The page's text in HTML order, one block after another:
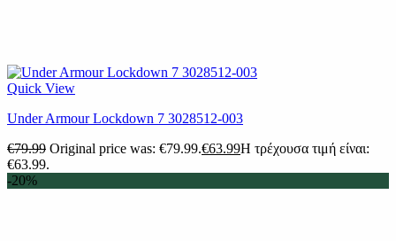
Quick View
Under Armour Lockdown 7 3028512-003
€79.99 Original price was: €79.99.€63.99Η τρέχουσα τιμή είναι:
€63.99.
-20%